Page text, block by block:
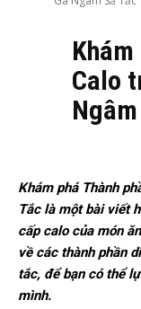
Khám
Calo
Khám phá Thành
Tắc là một bài viết
cấp calo của món
về các thành phần
tắc, để bạn có thể
mình.